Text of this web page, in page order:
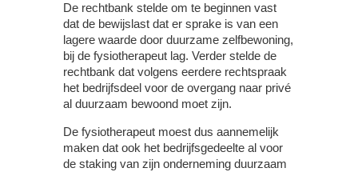
De rechtbank stelde om te beginnen vast
dat de bewijslast dat er sprake is van een
lagere waarde door duurzame zelfbewoning,
bij de fysiotherapeut lag. Verder stelde de
rechtbank dat volgens eerdere rechtspraak
het bedrijfsdeel voor de overgang naar privé
al duurzaam bewoond moet zijn.
De fysiotherapeut moest dus aannemelijk
maken dat ook het bedrijfsgedeelte al voor
de staking van zijn onderneming duurzaam